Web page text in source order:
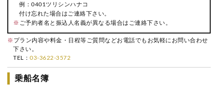
例：0401ツリシンハナコ
付け忘れた場合はご連絡下さい。
※ ご予約者名と振込人名義が異なる場合はご連絡下さい。
※ プラン内容や料金・日程等ご質問などお電話でもお気軽にお問い合わせ
下さい。
TEL： 03-3622-3572
乗船名簿